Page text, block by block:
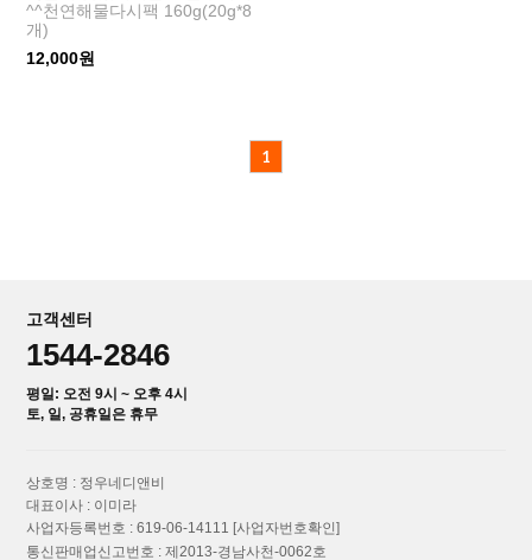
^^천연해물다시팩 160g(20g*8
개)
12,000원
1
고객센터
1544-2846
평일: 오전 9시 ~ 오후 4시
토, 일, 공휴일은 휴무
상호명 : 정우네디앤비
대표이사 : 이미라
사업자등록번호 : 619-06-14111 [사업자번호확인]
통신판매업신고번호 : 제2013-경남사천-0062호